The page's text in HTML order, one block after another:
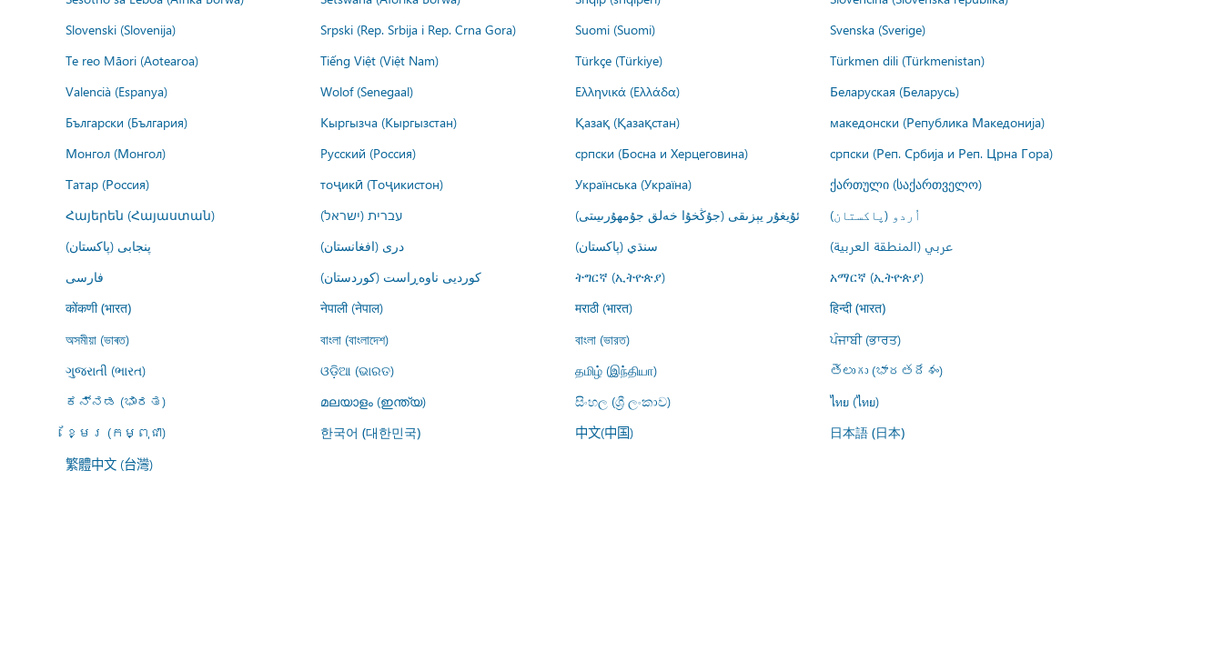
Slovenski (Slovenija)
Srpski (Rep. Srbija i Rep. Crna Gora) Suomi (Suomi)
Svenska (Sverige)
Te reo Māori (Aotearoa)
Tiếng Việt (Việt Nam) Türkçe (Türkiye)
Türkmen dili (Türkmenistan)
Valencià (Espanya)
Wolof (Senegaal) Ελληνικά (Ελλάδα)
Беларуская (Беларусь)
Български (България)
Кыргызча (Кыргызстан) Қазақ (Қазақстан)
македонски (Република Македонија)
Монгол (Монгол)
Русский (Россия) српски (Босна и Херцеговина)
српски (Реп. Србија и Реп. Црна Гора)
Татар (Россия)
тоҷикӣ (Тоҷикистон) Українська (Україна)
ქართული (საქართველო)
Հայերեն (Հայաստան)
עברית (ישראל) ئۇيغۇر يېزىقى (جۇڭخۇا خەلق جۇمھۇرىيىتى)
اُردو (پاکستان)
پنجابی (پاکستان)
درى (افغانستان) سنڌي (پاکستان)
عربي (المنطقة العربية)
فارسى
کوردیی ناوەڕاست (کوردستان) ትግርኛ (ኢትዮጵያ) አማርኛ (ኢትዮጵያ)
कोंकणी (भारत) नेपाली (नेपाल) मराठी (भारत) हिन्दी (भारत)
অসমীয়া (ভাৰত) বাংলা (বাংলাদেশ) বাংলা (ভারত)
ਪੰਜਾਬੀ (ਭਾਰਤ)
ગુજરાતી (ભારત)
ଓଡ଼ିଆ (ଭାରତ) தமிழ் (இந்தியா)
తెలుగు (భారతదేశం)
ಕನ್ನಡ (ಭಾರತ)
മലയാളം (ഇന്ത്യ) සිංහල (ශ්‍රී ලංකාව)
ไทย (ไทย)
ខ្មែរ (កម្ពុជា)
한국어 (대한민국) 中文(中国) 日本語 (日本)
繁體中文 (台灣)